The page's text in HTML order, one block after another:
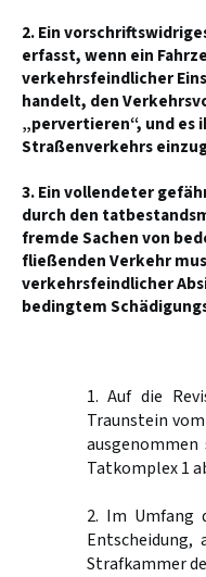
2. Ein
erfasst, wenn ein
verkehrsfeindlicher
handelt, den
„pervertieren“, und es
Straßenverkehrs
3. Ein vollendeter
durch den
fremde Sachen von
fließenden Verkehr
verkehrsfeindlicher
bedingtem
1. Auf die
Traunstein
Tatkomplex 1
2. Im Umfang
Strafkammer